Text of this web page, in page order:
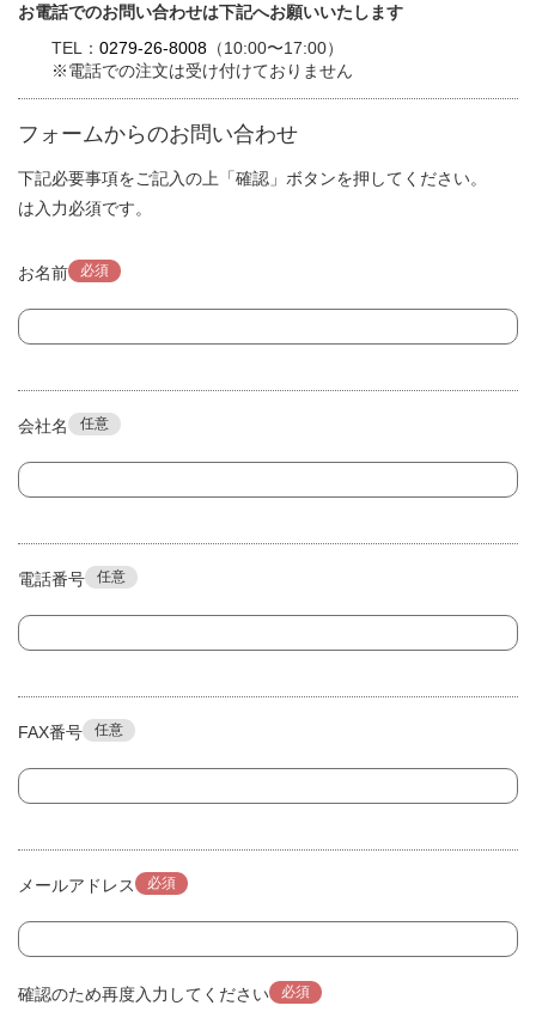
お電話でのお問い合わせは下記へお願いいたします
TEL： 0279-26-8008 （10:00〜17:00）
※電話での注文は受け付けておりません
フォームからのお問い合わせ
下記必要事項をご記入の上「確認」ボタンを押してください。
は入力必須です。
お名前 必須
会社名 任意
電話番号 任意
FAX番号 任意
メールアドレス 必須
確認のため再度入力してください 必須